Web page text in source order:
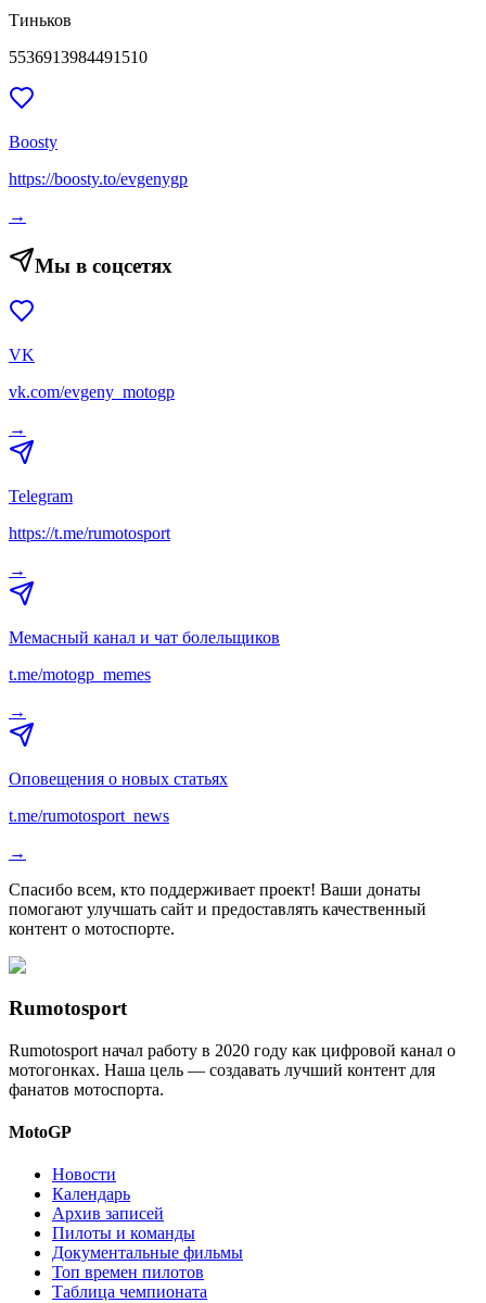
Тиньков
5536913984491510
Boosty
https://boosty.to/evgenygp
→
Мы в соцсетях
VK
vk.com/evgeny_motogp
→
Telegram
https://t.me/rumotosport
→
Мемасный канал и чат болельщиков
t.me/motogp_memes
→
Оповещения о новых статьях
t.me/rumotosport_news
→
Спасибо всем, кто поддерживает проект! Ваши донаты
помогают улучшать сайт и предоставлять качественный
контент о мотоспорте.
Rumotosport
Rumotosport начал работу в 2020 году как цифровой канал о
мотогонках. Наша цель — создавать лучший контент для
фанатов мотоспорта.
MotoGP
Новости
Календарь
Архив записей
Пилоты и команды
Документальные фильмы
Топ времен пилотов
Таблица чемпионата